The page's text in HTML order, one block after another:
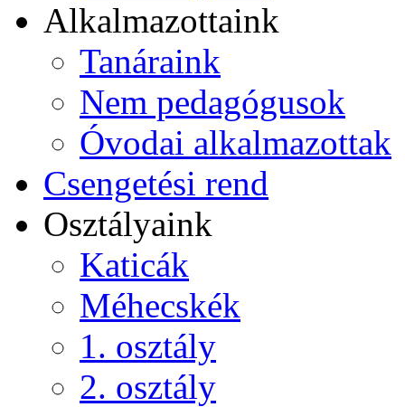
Alkalmazottaink
Tanáraink
Nem pedagógusok
Óvodai alkalmazottak
Csengetési rend
Osztályaink
Katicák
Méhecskék
1. osztály
2. osztály